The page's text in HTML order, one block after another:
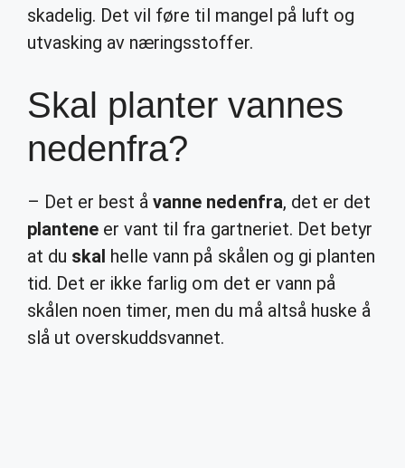
skadelig. Det vil føre til mangel på luft og
utvasking av næringsstoffer.
Skal planter vannes
nedenfra?
– Det er best åvanne nedenfra, det er det
plantene er vant til fra gartneriet. Det betyr
at du skal helle vann på skålen og gi planten
tid. Det er ikke farlig om det er vann på
skålen noen timer, men du må altså huske å
slå ut overskuddsvannet.